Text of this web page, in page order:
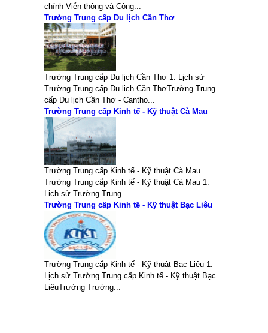
chính Viễn thông và Công...
Trường Trung cấp Du lịch Cần Thơ
Trường Trung cấp Du lịch Cần Thơ 1. Lịch sử
Trường Trung cấp Du lịch Cần ThơTrường Trung
cấp Du lịch Cần Thơ - Cantho...
Trường Trung cấp Kinh tế - Kỹ thuật Cà Mau
Trường Trung cấp Kinh tế - Kỹ thuật Cà Mau
Trường Trung cấp Kinh tế - Kỹ thuật Cà Mau 1.
Lịch sử Trường Trung...
Trường Trung cấp Kinh tế - Kỹ thuật Bạc Liêu
Trường Trung cấp Kinh tế - Kỹ thuật Bạc Liêu 1.
Lịch sử Trường Trung cấp Kinh tế - Kỹ thuật Bạc
LiêuTrường Trường...